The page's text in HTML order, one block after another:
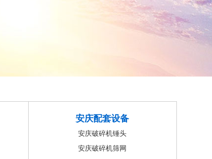
安庆配套设备
安庆破碎机锤头
安庆破碎机筛网